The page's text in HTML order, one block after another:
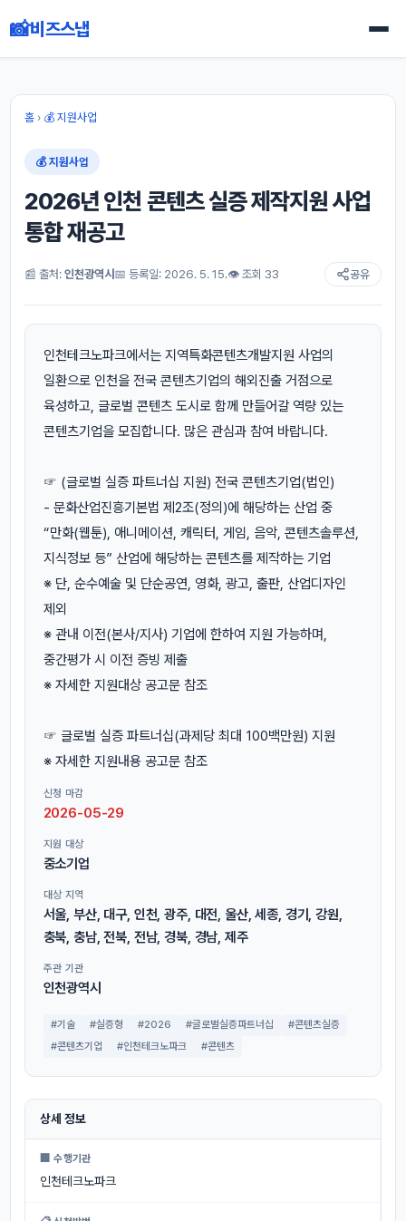
📸비즈스냅
홈› 💰 지원사업
💰 지원사업
2026년 인천 콘텐츠 실증 제작지원 사업
통합 재공고
📰 출처: 인천광역시📅 등록일: 2026. 5. 15.👁 조회 33 공유
인천테크노파크에서는 지역특화콘텐츠개발지원 사업의
일환으로 인천을 전국 콘텐츠기업의 해외진출 거점으로
육성하고, 글로벌 콘텐츠 도시로 함께 만들어갈 역량 있는
콘텐츠기업을 모집합니다. 많은 관심과 참여 바랍니다.
☞ (글로벌 실증 파트너십 지원) 전국 콘텐츠기업(법인)
- 문화산업진흥기본법 제2조(정의)에 해당하는 산업 중
“만화(웹툰), 애니메이션, 캐릭터, 게임, 음악, 콘텐츠솔루션,
지식정보 등” 산업에 해당하는 콘텐츠를 제작하는 기업
※ 단, 순수예술 및 단순공연, 영화, 광고, 출판, 산업디자인
제외
※ 관내 이전(본사/지사) 기업에 한하여 지원 가능하며,
중간평가 시 이전 증빙 제출
※ 자세한 지원대상 공고문 참조
☞ 글로벌 실증 파트너십(과제당 최대 100백만원) 지원
※ 자세한 지원내용 공고문 참조
신청 마감
2026-05-29
지원 대상
중소기업
대상 지역
서울, 부산, 대구, 인천, 광주, 대전, 울산, 세종, 경기, 강원,
충북, 충남, 전북, 전남, 경북, 경남, 제주
주관 기관
인천광역시
#기술 #실증형 #2026 #글로벌실증파트너십
#콘텐츠실증
#콘텐츠기업
#인천테크노파크 #콘텐츠
상세 정보
🏢 수행기관
인천테크노파크